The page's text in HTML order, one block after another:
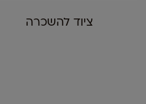
ציוד להשכרה